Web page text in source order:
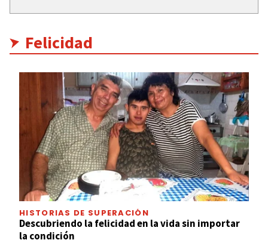
Felicidad
HISTORIAS DE SUPERACIÓN
Descubriendo la felicidad en la vida sin importar
la condición